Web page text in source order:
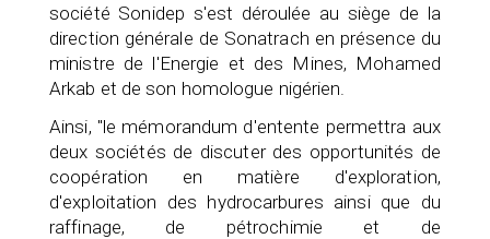
société Sonidep s'est déroulée au siège de la
direction générale de Sonatrach en présence du
ministre de l'Energie et des Mines, Mohamed
Arkab et de son homologue nigérien.
Ainsi, "le mémorandum d'entente permettra aux
deux sociétés de discuter des opportunités de
coopération en matière d'exploration,
d'exploitation des hydrocarbures ainsi que du
raffinage, de pétrochimie et de